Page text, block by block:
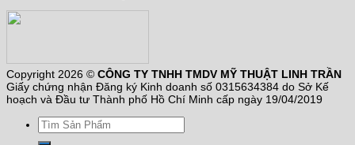
Copyright 2026 © CÔNG TY TNHH TMDV MỸ THUẬT LINH TRẦN
Giấy chứng nhận Đăng ký Kinh doanh số 0315634384 do Sở Kế
hoạch và Đầu tư Thành phố Hồ Chí Minh cấp ngày 19/04/2019